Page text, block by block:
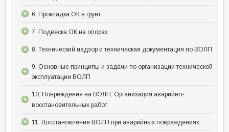
6. Прокладка ОК в грунт
7. Подвеска ОК на опорах
8. Технический надзор и техническая документация по ВОЛП
9. Основные принципы и задачи по организации технической
эксплуатации ВОЛП
10. Повреждения на ВОЛП. Организация аварийно-
восстановительных работ
11. Восстановление ВОЛП при аварийных повреждениях